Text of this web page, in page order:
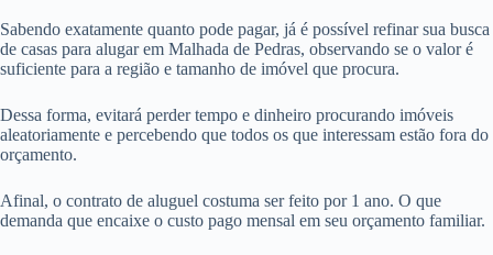
Sabendo exatamente quanto pode pagar, já é possível refinar sua busca
de casas para alugar em Malhada de Pedras, observando se o valor é
suficiente para a região e tamanho de imóvel que procura.
Dessa forma, evitará perder tempo e dinheiro procurando imóveis
aleatoriamente e percebendo que todos os que interessam estão fora do
orçamento.
Afinal, o contrato de aluguel costuma ser feito por 1 ano. O que
demanda que encaixe o custo pago mensal em seu orçamento familiar.